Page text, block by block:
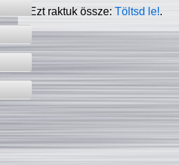
Ezt raktuk össze:Töltsd le!.